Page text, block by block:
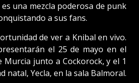
una mezcla poderosa de punk
a sus fans.
de ver a Knibal en vivo.
el 25 de mayo en el
Murcia junto a Cockorock, y el 1
natal, Yecla, en la sala Balmoral.